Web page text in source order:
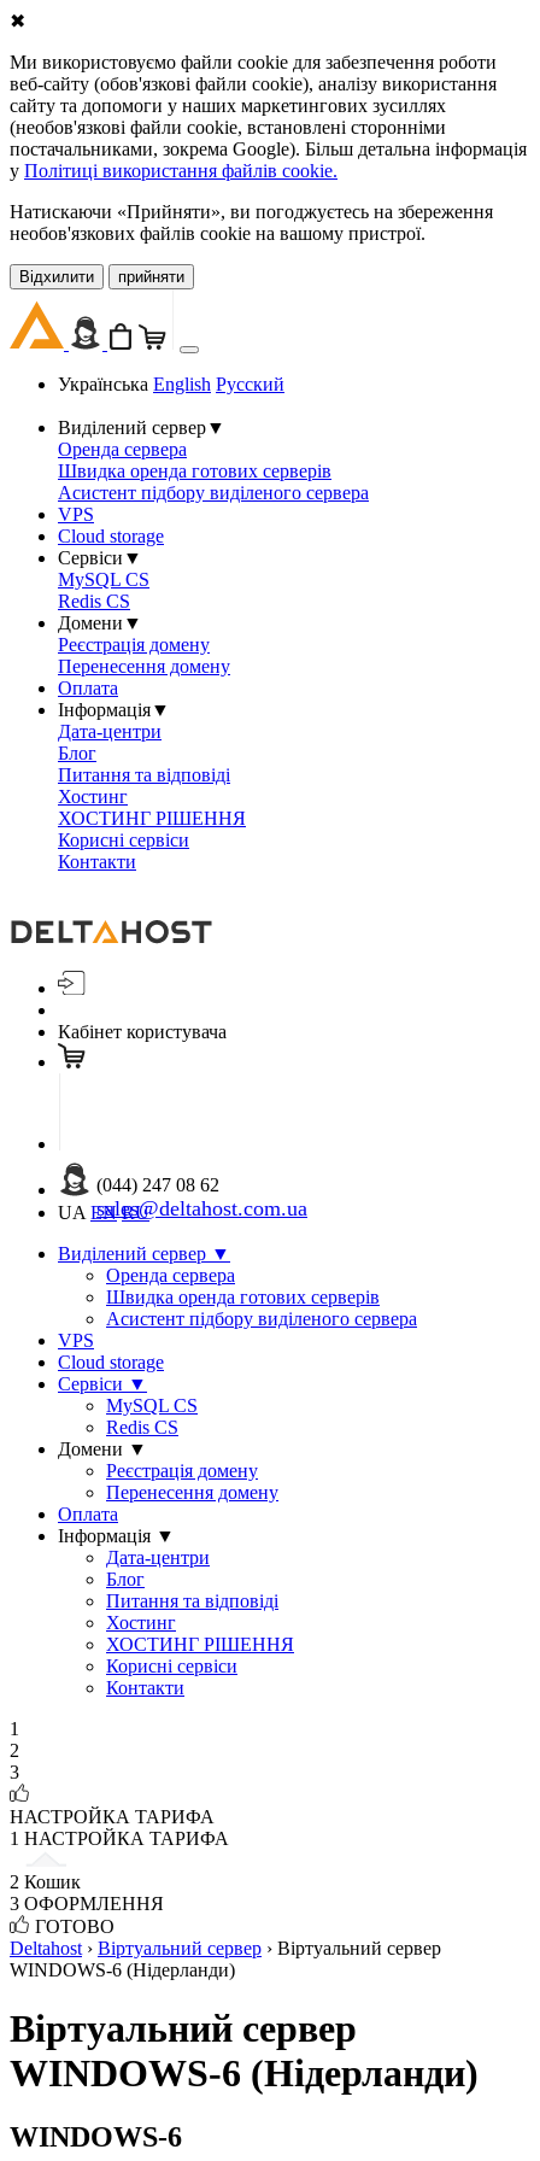
✖
Ми використовуємо файли cookie для забезпечення роботи
веб-сайту (обов'язкові файли cookie), аналізу використання
сайту та допомоги у наших маркетингових зусиллях
(необов'язкові файли cookie, встановлені сторонніми
постачальниками, зокрема Google). Більш детальна інформація
у Політиці використання файлів cookie.
Натискаючи «Прийняти», ви погоджуєтесь на збереження
необов'язкових файлів cookie на вашому пристрої.
Відхилити прийняти
Українська English Русский
Виділений сервер▼
Оренда сервера
Швидка оренда готових серверів
Асистент підбору виділеного сервера
VPS
Cloud storage
Сервіси ▼
MySQL CS
Redis CS
Домени ▼
Реєстрація домену
Перенесення домену
Оплата
Інформація▼
Дата-центри
Блог
Питання та відповіді
Хостинг
ХОСТИНГ РІШЕННЯ
Корисні сервіси
Контакти
Кабінет користувача
(044) 247 08 62
sales@deltahost.com.ua
UA EN RU
Виділений сервер ▼
Оренда сервера
Швидка оренда готових серверів
Асистент підбору виділеного сервера
VPS
Cloud storage
Сервіси ▼
MySQL CS
Redis CS
Домени ▼
Реєстрація домену
Перенесення домену
Оплата
Інформація ▼
Дата-центри
Блог
Питання та відповіді
Хостинг
ХОСТИНГ РІШЕННЯ
Корисні сервіси
Контакти
1
2
3
НАСТРОЙКА ТАРИФА
1 НАСТРОЙКА ТАРИФА
2 Кошик
3 ОФОРМЛЕННЯ
ГОТОВО
Deltahost › Віртуальний сервер › Віртуальний сервер
WINDOWS-6 (Нідерланди)
Віртуальний сервер
WINDOWS-6 (Нідерланди)
WINDOWS-6